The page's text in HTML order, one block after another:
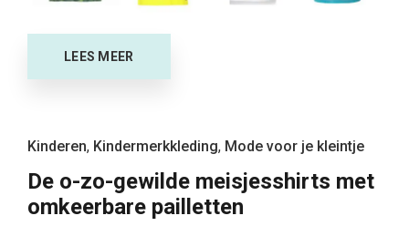
LEES MEER
Kinderen, Kindermerkkleding, Mode voor je kleintje
De o-zo-gewilde meisjesshirts met
omkeerbare pailletten